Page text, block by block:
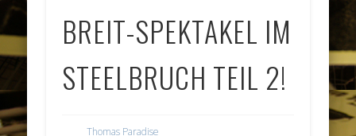
BREIT-SPEKTAKEL IM
STEELBRUCH TEIL 2!
Thomas Paradise